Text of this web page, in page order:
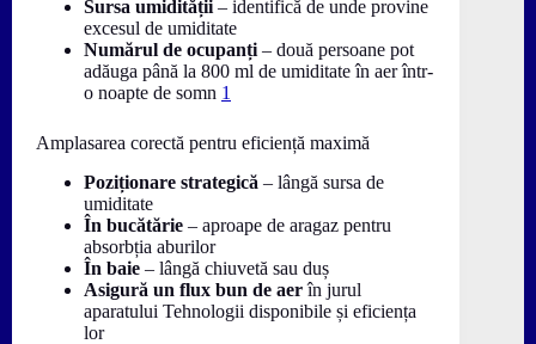
Sursa umidității – identifică de unde provine
excesul de umiditate
Numărul de ocupanți – două persoane pot
adăuga până la 800 ml de umiditate în aer într-
o noapte de somn 1
Amplasarea corectă pentru eficiență maximă
Poziționare strategică – lângă sursa de
umiditate
În bucătărie – aproape de aragaz pentru
absorbția aburilor
În baie – lângă chiuvetă sau duș
Asigură un flux bun de aerîn jurul
aparatului Tehnologii disponibile și eficiența
lor